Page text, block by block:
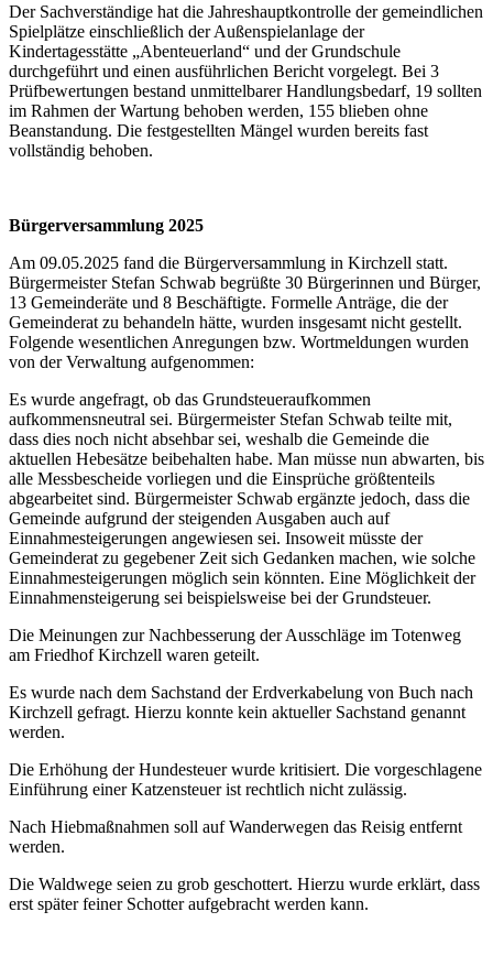
Der Sachverständige hat die Jahreshauptkontrolle der gemeindlichen
Spielplätze einschließlich der Außenspielanlage der
Kindertagesstätte „Abenteuerland“ und der Grundschule
durchgeführt und einen ausführlichen Bericht vorgelegt. Bei 3
Prüfbewertungen bestand unmittelbarer Handlungsbedarf, 19 sollten
im Rahmen der Wartung behoben werden, 155 blieben ohne
Beanstandung. Die festgestellten Mängel wurden bereits fast
vollständig behoben.
Bürgerversammlung 2025
Am 09.05.2025 fand die Bürgerversammlung in Kirchzell statt.
Bürgermeister Stefan Schwab begrüßte 30 Bürgerinnen und Bürger,
13 Gemeinderäte und 8 Beschäftigte. Formelle Anträge, die der
Gemeinderat zu behandeln hätte, wurden insgesamt nicht gestellt.
Folgende wesentlichen Anregungen bzw. Wortmeldungen wurden
von der Verwaltung aufgenommen:
Es wurde angefragt, ob das Grundsteueraufkommen
aufkommensneutral sei. Bürgermeister Stefan Schwab teilte mit,
dass dies noch nicht absehbar sei, weshalb die Gemeinde die
aktuellen Hebesätze beibehalten habe. Man müsse nun abwarten, bis
alle Messbescheide vorliegen und die Einsprüche größtenteils
abgearbeitet sind. Bürgermeister Schwab ergänzte jedoch, dass die
Gemeinde aufgrund der steigenden Ausgaben auch auf
Einnahmesteigerungen angewiesen sei. Insoweit müsste der
Gemeinderat zu gegebener Zeit sich Gedanken machen, wie solche
Einnahmesteigerungen möglich sein könnten. Eine Möglichkeit der
Einnahmensteigerung sei beispielsweise bei der Grundsteuer.
Die Meinungen zur Nachbesserung der Ausschläge im Totenweg
am Friedhof Kirchzell waren geteilt.
Es wurde nach dem Sachstand der Erdverkabelung von Buch nach
Kirchzell gefragt. Hierzu konnte kein aktueller Sachstand genannt
werden.
Die Erhöhung der Hundesteuer wurde kritisiert. Die vorgeschlagene
Einführung einer Katzensteuer ist rechtlich nicht zulässig.
Nach Hiebmaßnahmen soll auf Wanderwegen das Reisig entfernt
werden.
Die Waldwege seien zu grob geschottert. Hierzu wurde erklärt, dass
erst später feiner Schotter aufgebracht werden kann.